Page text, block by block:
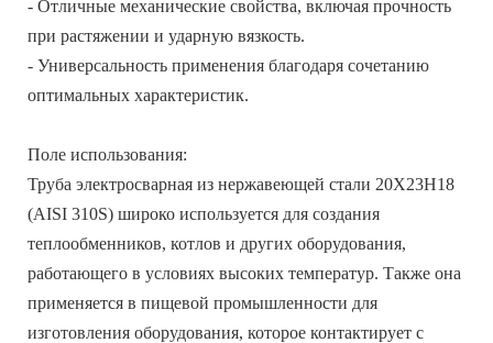
- Отличные механические свойства, включая прочность
при растяжении и ударную вязкость.
- Универсальность применения благодаря сочетанию
оптимальных характеристик.
Поле использования:
Труба электросварная из нержавеющей стали 20Х23Н18
(AISI 310S) широко используется для создания
теплообменников, котлов и других оборудования,
работающего в условиях высоких температур. Также она
применяется в пищевой промышленности для
изготовления оборудования, которое контактирует с